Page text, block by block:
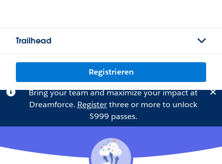
Trailhead
Registrieren
Bring your team and maximize your impact at
Dreamforce. Registerthree or more to unlock
$999 passes.